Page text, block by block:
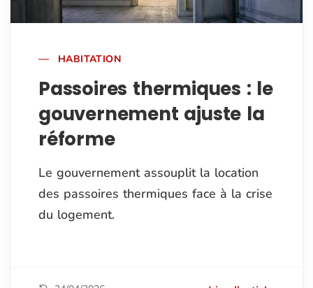
HABITATION
Passoires thermiques : le
gouvernement ajuste la
réforme
Le gouvernement assouplit la location
des passoires thermiques face à la crise
du logement.